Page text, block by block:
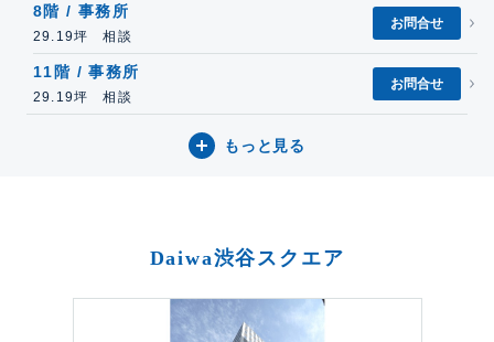
8階 / 事務所
29.19坪 相談
お問合せ
11階 / 事務所
29.19坪 相談
お問合せ
もっと見る
Daiwa渋谷スクエア